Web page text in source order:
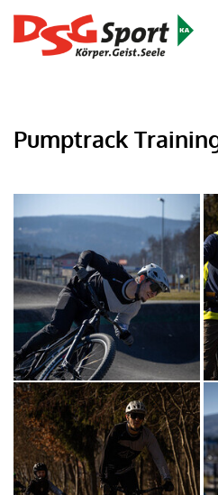
Pumptrack